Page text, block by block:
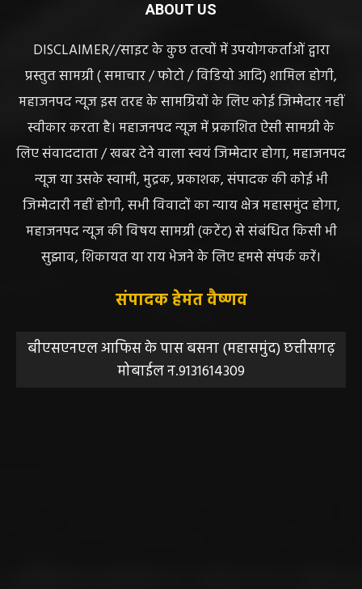
ABOUT US
DISCLAIMER//साइट के कुछ तत्वों में उपयोगकर्ताओं द्वारा
प्रस्तुत सामग्री ( समाचार / फोटो / विडियो आदि) शामिल होगी,
महाजनपद न्यूज इस तरह के सामग्रियों के लिए कोई जिम्मेदार नहीं
स्वीकार करता है। महाजनपद न्यूज में प्रकाशित ऐसी सामग्री के
लिए संवाददाता / खबर देने वाला स्वयं जिम्मेदार होगा, महाजनपद
न्यूज या उसके स्वामी, मुद्रक, प्रकाशक, संपादक की कोई भी
जिम्मेदारी नहीं होगी, सभी विवादों का न्याय क्षेत्र महासमुंद होगा,
महाजनपद न्यूज की विषय सामग्री (कटेंट) से संबंधित किसी भी
सुझाव, शिकायत या राय भेजने के लिए हमसे संपर्क करें।
संपादक हेमंत वैष्णव
बीएसएनएल आफिस के पास बसना (महासमुंद) छत्तीसगढ़
मोबाईल न.9131614309